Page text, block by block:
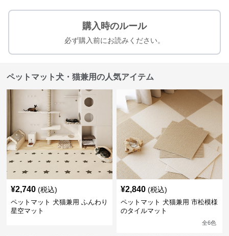
購入時のルール
必ず購入前にお読みください。
ペットマット犬・猫兼用の人気アイテム
¥2,740 (税込)
ペットマット 犬猫兼用 ふんわり
星空マット
¥2,840 (税込)
ペットマット 犬猫兼用 市松模様
のタイルマット
全6色